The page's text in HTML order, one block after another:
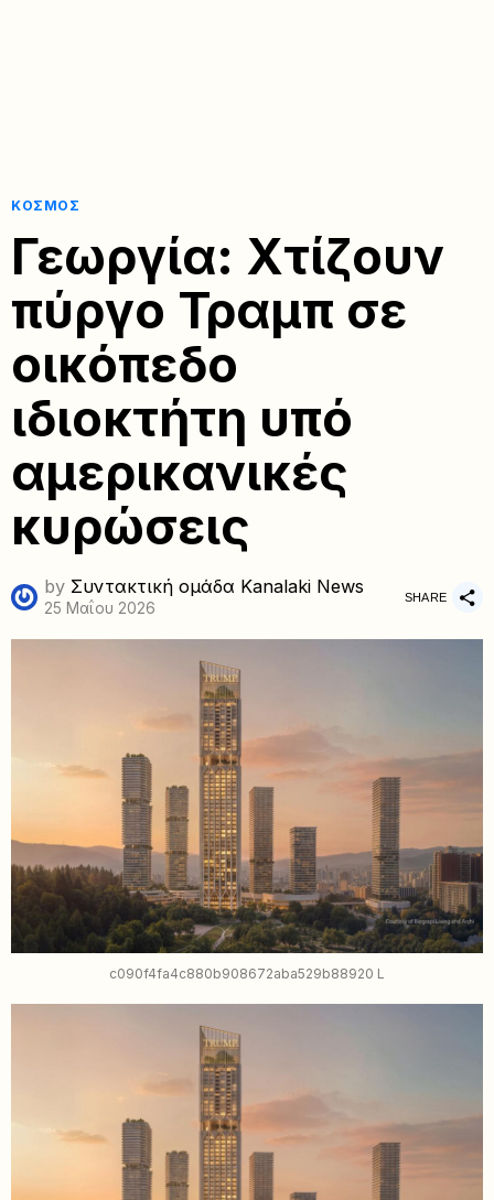
ΚΌΣΜΟΣ
Γεωργία: Χτίζουν
πύργο Τραμπ σε
οικόπεδο
ιδιοκτήτη υπό
αμερικανικές
κυρώσεις
by Συντακτική ομάδα Kanalaki News
25 Μαΐου 2026
SHARE
c090f4fa4c880b908672aba529b88920 L